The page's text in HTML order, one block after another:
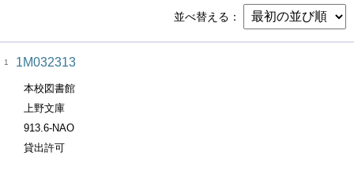
並べ替える
1 1M032313
本校図書館
上野文庫
913.6-NAO
貸出許可